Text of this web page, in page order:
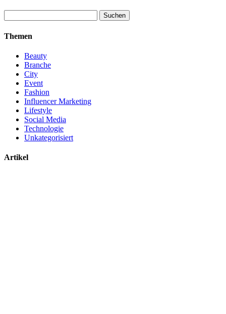
nach:
Themen
Beauty
Branche
City
Event
Fashion
Influencer Marketing
Lifestyle
Social Media
Technologie
Unkategorisiert
Artikel